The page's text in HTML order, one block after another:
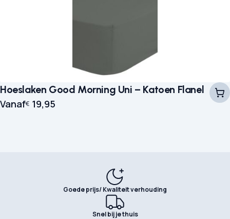
Hoeslaken Good Morning Uni – Katoen Flanel
Vanaf€ 19,95
Goede prijs/ Kwaliteit verhouding
Snel bij je thuis